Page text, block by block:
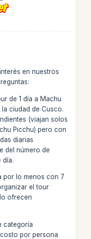
en nuestros
de 1 día a Machu
ciudad de Cusco.
(viajan solos
Picchu) pero con
diarias
del número de
día.
por lo menos con 7
el tour
ofrecen
categoría
por persona